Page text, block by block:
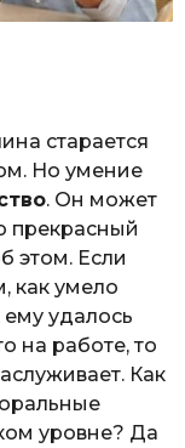
старается
Но умение
. Он может
прекрасный
этом. Если
как умело
ему удалось
на работе, то
Как
уровне? Да